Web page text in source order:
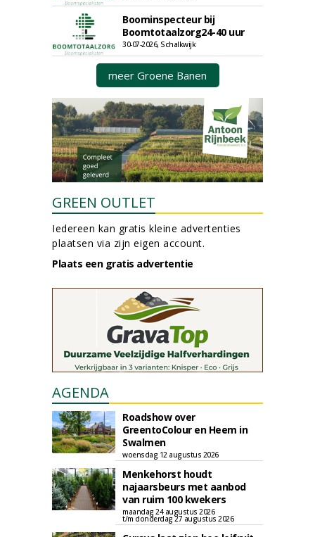
Boominspecteur bij
Boomtotaalzorg24-40 uur
30-07-2026, Schalkwijk
meer Groene Banen
GREEN OUTLET
Iedereen kan gratis kleine advertenties
plaatsen via zijn eigen account.
Plaats een gratis advertentie
AGENDA
Roadshow over
GreentoColour en Heem in
Swalmen
woensdag 12 augustus 2026
Menkehorst houdt
najaarsbeurs met aanbod
van ruim 100 kwekers
maandag 24 augustus 2026
t/m donderdag 27 augustus 2026